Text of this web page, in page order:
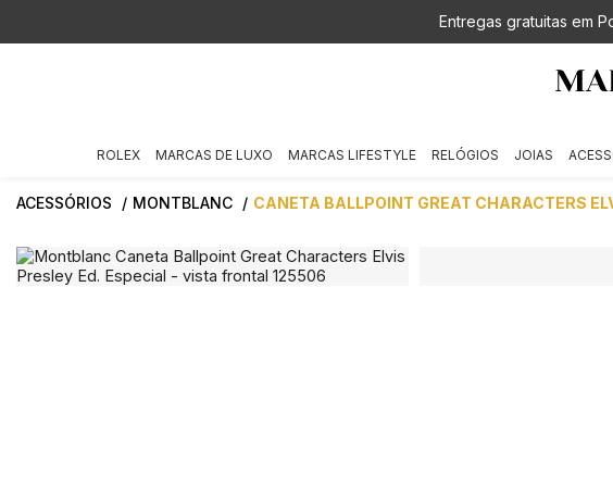
Entregas gratuitas em
ROLEX MARCAS DE LUXO MARCAS LIFESTYLE RELÓGIOS JOIAS
ACESSÓRIOS MONTBLANC CANETA BALLPOINT GREAT CHARACTERS